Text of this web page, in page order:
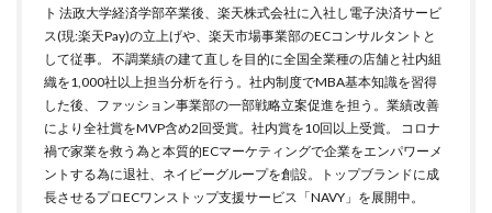
ト 法政大学経済学部卒業後、楽天株式会社に入社し電子決済サービ
ス(現:楽天Pay)の立上げや、楽天市場事業部のECコンサルタントと
して従事。 不調業績の建て直しを目的に全国全業種の店舗と社内組
織を1,000社以上担当分析を行う。社内制度でMBA基本知識を習得
した後、ファッション事業部の一部戦略立案促進を担う。業績改善
により全社賞をMVP含め2回受賞。社内賞を10回以上受賞。 コロナ
禍で家業を救う為と本質的ECマーケティングで企業をエンパワーメ
ントする為に退社、ネイビーグループを創設。トップブランドに成
長させるプロECワンストップ支援サービス「NAVY」を展開中。